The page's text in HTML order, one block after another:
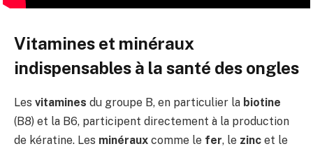
Vitamines et minéraux
indispensables à la santé des ongles
Les vitamines du groupe B, en particulier la biotine
(B8) et la B6, participent directement à la production
de kératine. Les minéraux comme le fer, le zinc et le